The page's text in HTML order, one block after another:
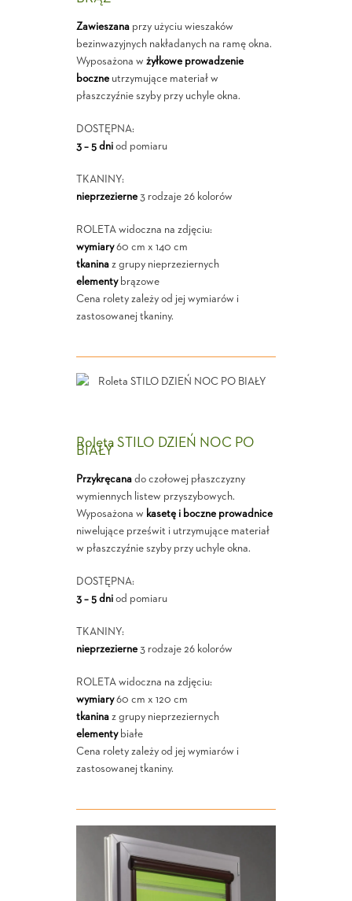
Zawieszanaprzy użyciu wieszaków
bezinwazyjnych nakładanych na ramę okna.
Wyposażona w żyłkowe prowadzenie
boczneutrzymujące materiał w
płaszczyźnie szyby przy uchyle okna.
DOSTĘPNA:
3 – 5 dniod pomiaru
TKANINY:
nieprzezierne3 rodzaje 26 kolorów
ROLETA widoczna na zdjęciu:
wymiary60 cm x 140 cm
tkaninaz grupy nieprzeziernych
elementybrązowe
Cena rolety zależy od jej wymiarów i
zastosowanej tkaniny.
Roleta STILO DZIEŃ NOC PO
BIAŁY
Przykręcanado czołowej płaszczyzny
wymiennych listew przyszybowych.
Wyposażona w kasetę i boczne prowadnice
niwelujące prześwit i utrzymujące materiał
w płaszczyźnie szyby przy uchyle okna.
DOSTĘPNA:
3 – 5 dniod pomiaru
TKANINY:
nieprzezierne3 rodzaje 26 kolorów
ROLETA widoczna na zdjęciu:
wymiary60 cm x 120 cm
tkaninaz grupy nieprzeziernych
elementybiałe
Cena rolety zależy od jej wymiarów i
zastosowanej tkaniny.